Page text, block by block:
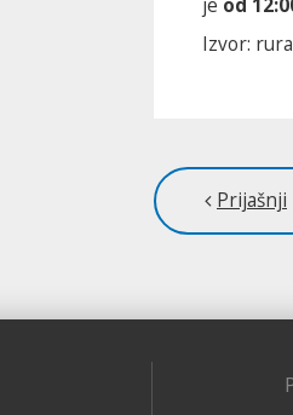
je od
Izvor:
Prijašnji